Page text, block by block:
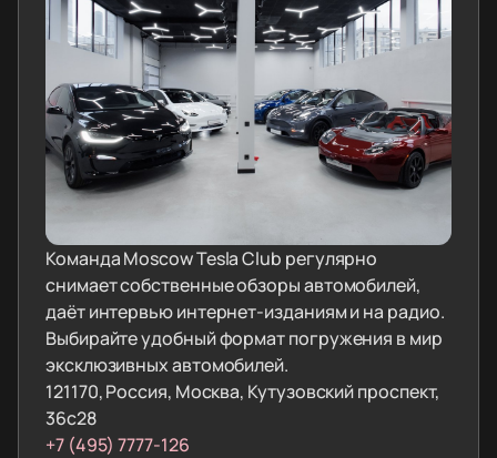
Команда Moscow Tesla Club регулярно
снимает собственные обзоры автомобилей,
даёт интервью интернет-изданиям и на радио.
Выбирайте удобный формат погружения в мир
эксклюзивных автомобилей.
121170, Россия, Москва, Кутузовский проспект,
36с28
+7 (495) 7777-126